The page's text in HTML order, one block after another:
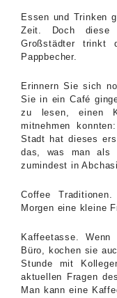
Essen und Trinken
Zeit. Doch diese
Großstädter trinkt
Pappbecher.
Erinnern Sie sich
Sie in ein Café
zu lesen, einen
mitnehmen
Stadt hat dieses
das, was man als
zumindest in
Coffee
Morgen eine kleine
Kaffeetasse.
Büro, kochen sie
Stunde mit
aktuellen Fragen
Man kann eine